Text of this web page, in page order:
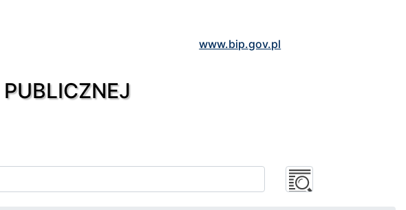
www.bip.gov.pl